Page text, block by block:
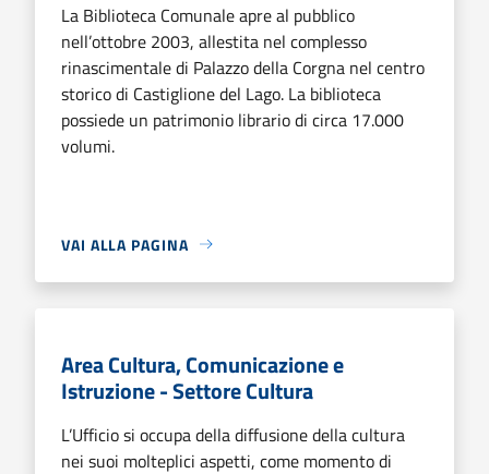
La Biblioteca Comunale apre al pubblico
nell’ottobre 2003, allestita nel complesso
rinascimentale di Palazzo della Corgna nel centro
storico di Castiglione del Lago. La biblioteca
possiede un patrimonio librario di circa 17.000
volumi.
VAI ALLA PAGINA
Area Cultura, Comunicazione e
Istruzione - Settore Cultura
L’Ufficio si occupa della diffusione della cultura
nei suoi molteplici aspetti, come momento di